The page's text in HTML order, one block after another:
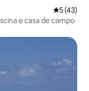
5 de uma
5 (43)
e casa de campo